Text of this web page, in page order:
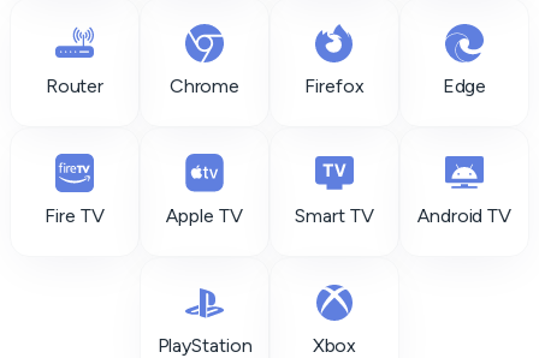
Router Chrome Firefox Edge
Fire TV Apple TV Smart TV Android TV
PlayStation Xbox